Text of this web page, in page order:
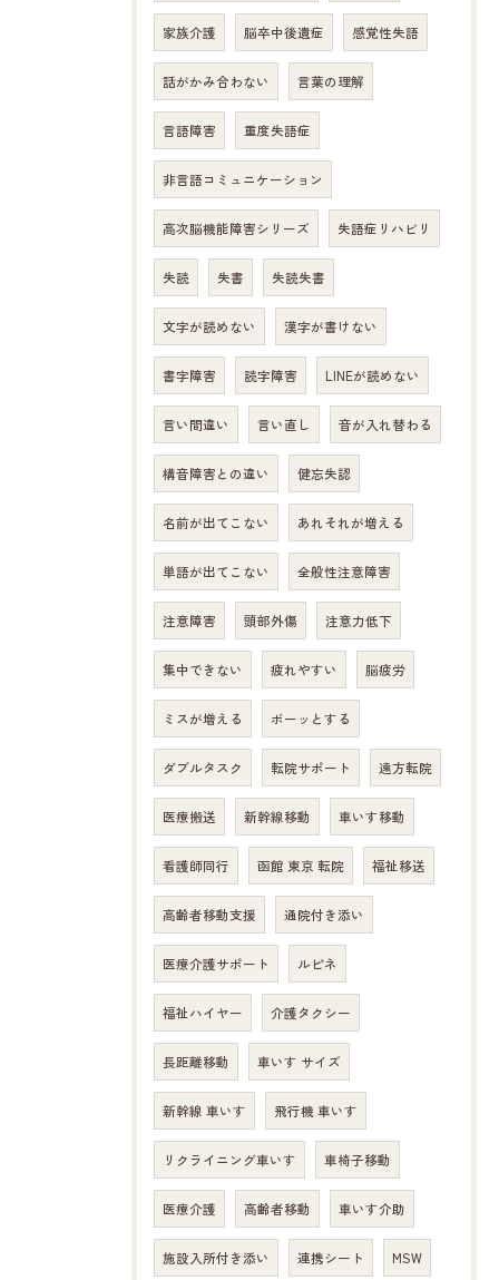
家族介護 脳卒中後遺症 感覚性失語
話がかみ合わない 言葉の理解
言語障害 重度失語症
非言語コミュニケーション
高次脳機能障害シリーズ 失語症リハビリ
失読 失書 失読失書
文字が読めない 漢字が書けない
書字障害 読字障害 LINEが読めない
言い間違い 言い直し 音が入れ替わる
構音障害との違い 健忘失認
名前が出てこない あれそれが増える
単語が出てこない 全般性注意障害
注意障害 頭部外傷 注意力低下
集中できない 疲れやすい 脳疲労
ミスが増える ボーッとする
ダブルタスク 転院サポート 遠方転院
医療搬送 新幹線移動 車いす移動
看護師同行 函館 東京 転院 福祉移送
高齢者移動支援 通院付き添い
医療介護サポート ルピネ
福祉ハイヤー 介護タクシー
長距離移動 車いす サイズ
新幹線 車いす 飛行機 車いす
リクライニング車いす 車椅子移動
医療介護 高齢者移動 車いす介助
施設入所付き添い 連携シート MSW